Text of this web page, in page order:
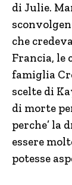
di Julie.
che
Francia, le
famiglia
scelte di
di morte
perche’ la
essere
potesse